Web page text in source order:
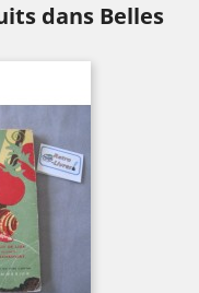
dans Belles